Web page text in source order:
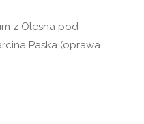
z Olesna pod
Paska (oprawa